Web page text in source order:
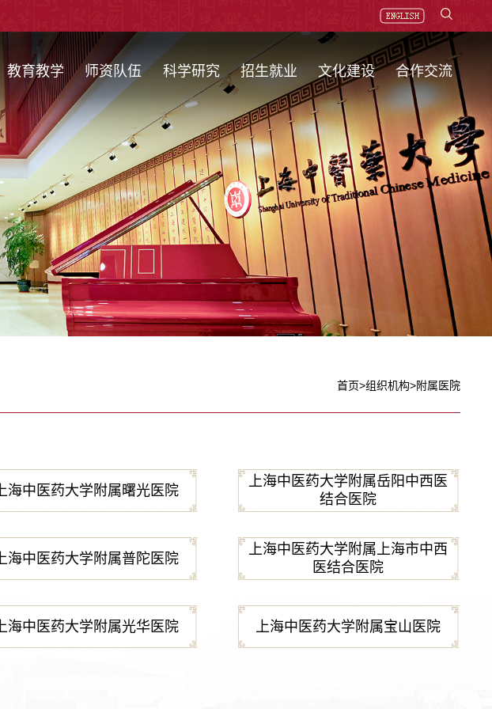
教育教学 师资队伍 科学研究 招生就业 文化建设 合作交流
首页>组织机构>附属医院
上海中医药大学附属曙光医院
上海中医药大学附属岳阳中西医
结合医院
上海中医药大学附属普陀医院
上海中医药大学附属上海市中西
医结合医院
上海中医药大学附属光华医院 上海中医药大学附属宝山医院